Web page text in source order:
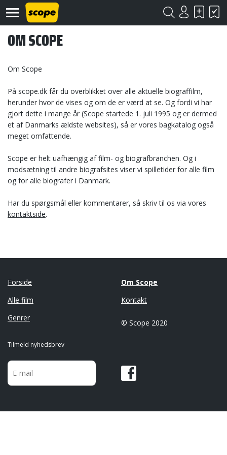
Om
Scope
©
Scope
2020
OM SCOPE
Om Scope
På scope.dk får du overblikket over alle aktuelle biograffilm,
herunder hvor de vises og om de er værd at se. Og fordi vi har
gjort dette i mange år (Scope startede 1. juli 1995 og er dermed
et af Danmarks ældste websites), så er vores bagkatalog også
meget omfattende.
Scope er helt uafhængig af film- og biografbranchen. Og i
modsætning til andre biografsites viser vi spilletider for alle film
og for alle biografer i Danmark.
Har du spørgsmål eller kommentarer, så skriv til os via vores
kontaktside.
Forside
Alle film
Genrer
Om Scope
Kontakt
© Scope 2020
Tilmeld nyhedsbrev